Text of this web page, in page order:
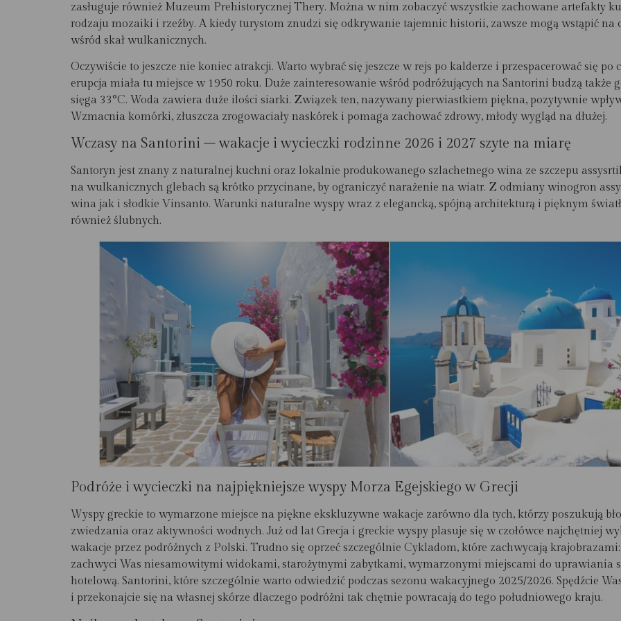
zasługuje również Muzeum Prehistorycznej Thery. Można w nim zobaczyć wszystkie zachowane artefakty
rodzaju mozaiki i rzeźby. A kiedy turystom znudzi się odkrywanie tajemnic historii, zawsze mogą wstąpić na
wśród skał wulkanicznych.
Oczywiście to jeszcze nie koniec atrakcji. Warto wybrać się jeszcze w rejs po kalderze i przespacerować się
erupcja miała tu miejsce w 1950 roku. Duże zainteresowanie wśród podróżujących na Santorini budzą także
sięga 33°C. Woda zawiera duże ilości siarki. Związek ten, nazywany pierwiastkiem piękna, pozytywnie
Wzmacnia komórki, złuszcza zrogowaciały naskórek i pomaga zachować zdrowy, młody wygląd na dłużej.
Wczasy na Santorini – wakacje i wycieczki rodzinne 2026 i 2027 szyte na miarę
Santoryn jest znany z naturalnej kuchni oraz lokalnie produkowanego szlachetnego wina ze szczepu
na wulkanicznych glebach są krótko przycinane, by ograniczyć narażenie na wiatr. Z odmiany winogron
wina jak i słodkie Vinsanto. Warunki naturalne wyspy wraz z elegancką, spójną architekturą i pięknym
również ślubnych.
Podróże i wycieczki na najpiękniejsze wyspy Morza Egejskiego w Grecji
Wyspy greckie to wymarzone miejsce na piękne ekskluzywne wakacje zarówno dla tych, którzy poszukują
zwiedzania oraz aktywności wodnych. Już od lat Grecja i greckie wyspy plasuje się w czołówce najchętniej
wakacje przez podróżnych z Polski. Trudno się oprzeć szczególnie Cykladom, które zachwycają
zachwyci Was niesamowitymi widokami, starożytnymi zabytkami, wymarzonymi miejscami do uprawiania
hotelową. Santorini, które szczególnie warto odwiedzić podczas sezonu wakacyjnego 2025/2026. Spędźcie
i przekonajcie się na własnej skórze dlaczego podróżni tak chętnie powracają do tego południowego kraju.